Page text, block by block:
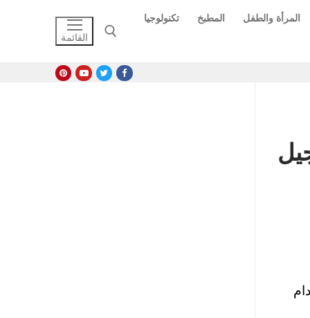
المرأة والطفل المطبخ تكنولوجيا
القائمة